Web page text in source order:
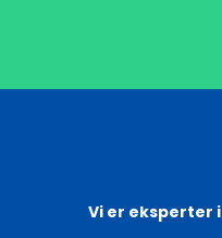
Vi er eksperter i